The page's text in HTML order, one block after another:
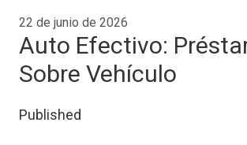
22 de junio de 2026
Auto Efectivo:
Sobre Vehículo
Published